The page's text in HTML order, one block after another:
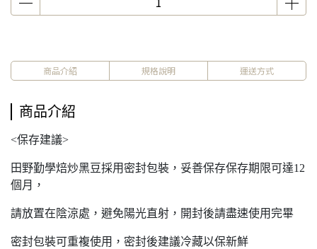
商品介紹 規格說明 運送方式
商品介紹
<保存建議>
田野勤學焙炒黑豆採用密封包裝，妥善保存保存期限可達12
個月，
請放置在陰涼處，避免陽光直射，開封後請盡速使用完畢
密封包裝可重複使用，密封後建議冷藏以保新鮮